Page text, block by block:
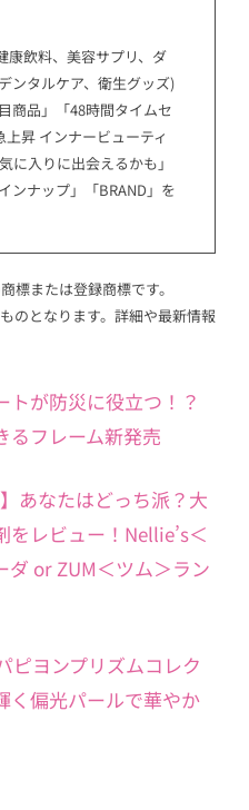
康飲料、美容サプリ、ダ
ンタルケア、衛生グッズ)
商品」「48時間タイムセ
昇 インナービューティ
に入りに出会えるかも」
ンナップ」「BRAND」を
標または登録商標です。
のとなります。詳細や最新情報
トが防災に役立つ！？
るフレーム新発売
あなたはどっち派？大
をレビュー！Nellie’s＜
ダ or ZUM＜ツム＞ラン
ピヨンプリズムコレク
く偏光パールで華やか